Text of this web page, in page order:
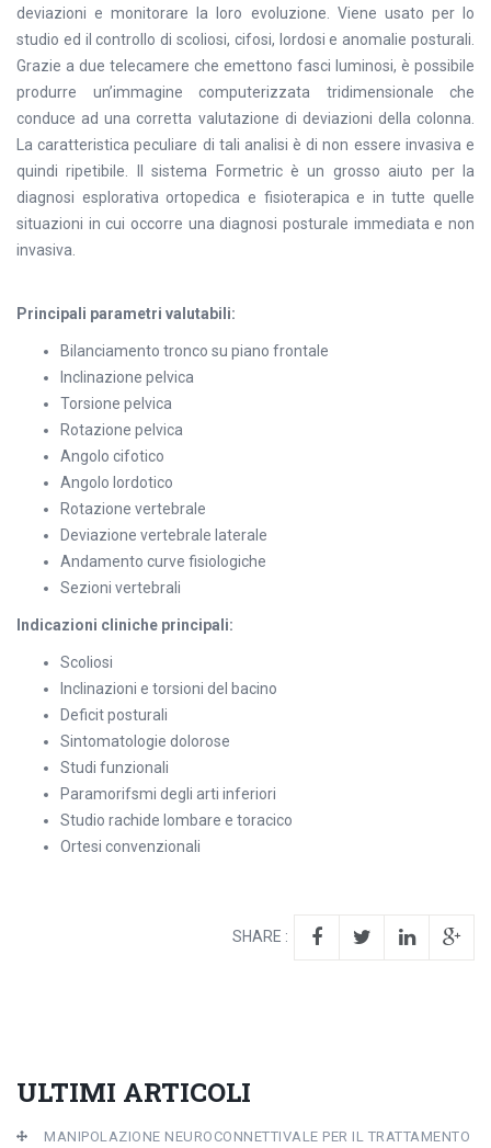
deviazioni e monitorare la loro evoluzione. Viene usato per lo
studio ed il controllo di scoliosi, cifosi, lordosi e anomalie posturali.
Grazie a due telecamere che emettono fasci luminosi, è possibile
produrre un’immagine computerizzata tridimensionale che
conduce ad una corretta valutazione di deviazioni della colonna.
La caratteristica peculiare di tali analisi è di non essere invasiva e
quindi ripetibile. Il sistema Formetric è un grosso aiuto per la
diagnosi esplorativa ortopedica e fisioterapica e in tutte quelle
situazioni in cui occorre una diagnosi posturale immediata e non
invasiva.
Principali parametri valutabili:
Bilanciamento tronco su piano frontale
Inclinazione pelvica
Torsione pelvica
Rotazione pelvica
Angolo cifotico
Angolo lordotico
Rotazione vertebrale
Deviazione vertebrale laterale
Andamento curve fisiologiche
Sezioni vertebrali
Indicazioni cliniche principali:
Scoliosi
Inclinazioni e torsioni del bacino
Deficit posturali
Sintomatologie dolorose
Studi funzionali
Paramorifsmi degli arti inferiori
Studio rachide lombare e toracico
Ortesi convenzionali
SHARE :
ULTIMI ARTICOLI
MANIPOLAZIONE NEUROCONNETTIVALE PER IL TRATTAMENTO